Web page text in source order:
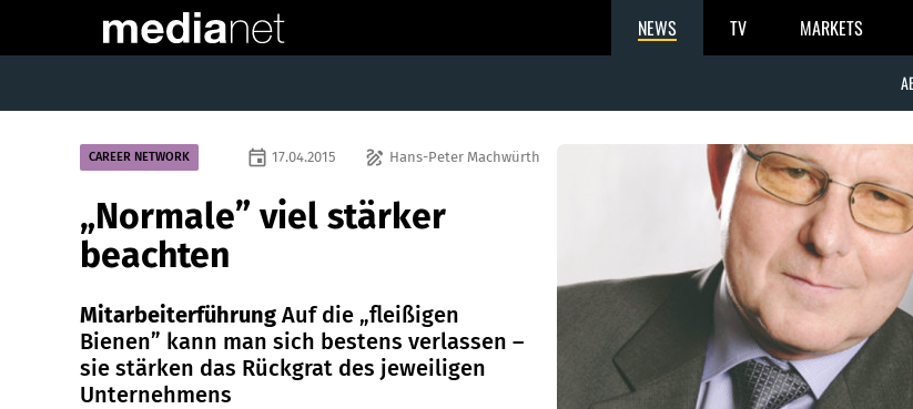
NEWS TV MARKETS
CAREER NETWORK draw Hans-Peter Machwürth
event 17.04.2015
„Normale” viel stärker
beachten
Mitarbeiterführung Auf die „fleißigen
Bienen” kann man sich bestens verlassen –
sie stärken das Rückgrat des jeweiligen
Unternehmens